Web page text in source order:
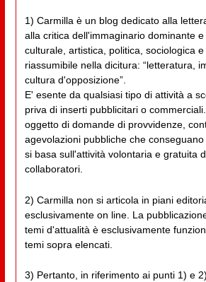
1) Carmilla è un blog dedicato alla
alla critica dell'immaginario dominante
culturale, artistica, politica, sociologica e
riassumibile nella dicitura: “letteratura,
cultura d'opposizione”.
E' esente da qualsiasi tipo di attività a
priva di inserti pubblicitari o
oggetto di domande di provvidenze,
agevolazioni pubbliche che
si basa sull'attività volontaria e gratuita
collaboratori.
2) Carmilla non si articola in piani
esclusivamente on line. La
temi d'attualità è esclusivamente
temi sopra elencati.
3) Pertanto, in riferimento ai punti 1) e